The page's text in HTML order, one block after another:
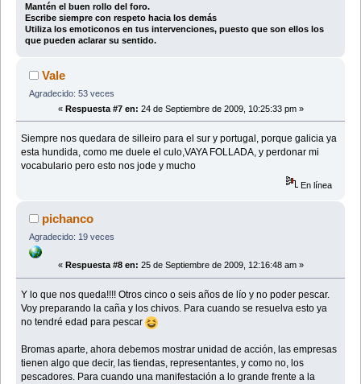
Mantén el buen rollo del foro.
Escribe siempre con respeto hacia los demás
Utiliza los emoticonos en tus intervenciones, puesto que son ellos los
que pueden aclarar su sentido.
Vale
Agradecido: 53 veces
« Respuesta #7 en: 24 de Septiembre de 2009, 10:25:33 pm »
Siempre nos quedara de silleiro para el sur y portugal, porque galicia ya
esta hundida, como me duele el culo,VAYA FOLLADA, y perdonar mi
vocabulario pero esto nos jode y mucho
En línea
pichanco
Agradecido: 19 veces
« Respuesta #8 en: 25 de Septiembre de 2009, 12:16:48 am »
Y lo que nos queda!!!! Otros cinco o seis años de lío y no poder pescar.
Voy preparando la caña y los chivos. Para cuando se resuelva esto ya
no tendré edad para pescar
Bromas aparte, ahora debemos mostrar unidad de acción, las empresas
tienen algo que decir, las tiendas, representantes, y como no, los
pescadores. Para cuando una manifestación a lo grande frente a la